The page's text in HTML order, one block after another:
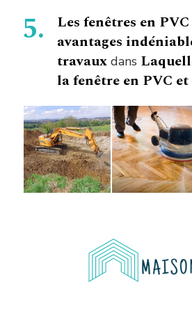
Les fenêtres en PVC
avantages
travaux dans
la fenêtre en PVC